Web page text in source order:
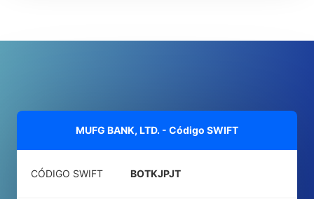
MUFG BANK, LTD. - Código SWIFT
CÓDIGO SWIFT BOTKJPJT